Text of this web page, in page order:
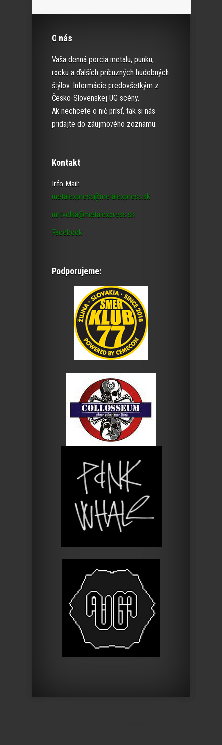
O nás
Vaša denná porcia metalu, punku,
rocku a ďalších príbuzných hudobných
štýlov. Informácie predovšetkým z
Česko-Slovenskej UG scény.
Ak nechcete o nič prísť, tak si nás
pridajte do záujmového zoznamu.
Kontakt
Info Mail:
metalexpress@metalexpress.sk
mrtvolka@metalexpress.sk
Facebook
Podporujeme: